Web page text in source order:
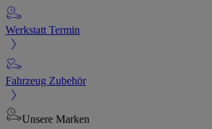
Werkstatt Termin
Fahrzeug Zubehör
Unsere Marken